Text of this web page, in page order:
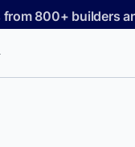
800+ builders